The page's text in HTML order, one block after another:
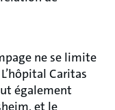
ne se limite
Caritas
également